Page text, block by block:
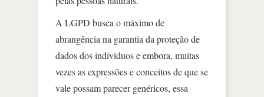
A LGPD busca o máximo de
abrangência na garantia da proteção de
dados dos indivíduos e embora, muitas
vezes as expressões e conceitos de que se
vale possam parecer genéricos, essa